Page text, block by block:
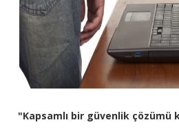
"Kapsamlı bir güvenlik çözümü